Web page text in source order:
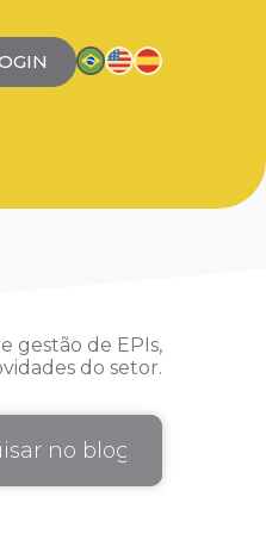
gestão de EPIs,
do setor.